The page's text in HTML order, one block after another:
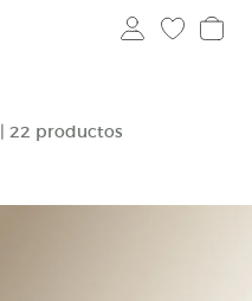
| 22 productos